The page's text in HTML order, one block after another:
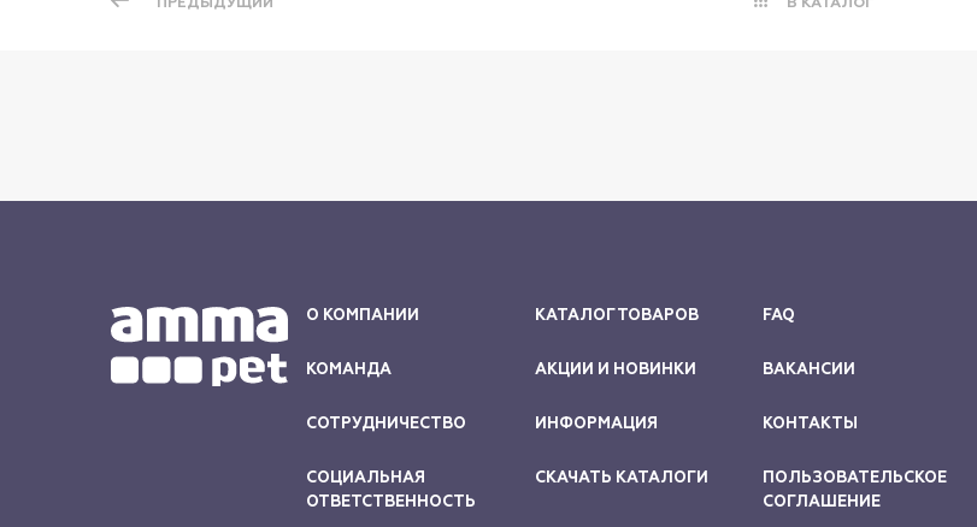
О КОМПАНИИ
КОМАНДА
СОТРУДНИЧЕСТВО
СОЦИАЛЬНАЯ
ОТВЕТСТВЕННОСТЬ
КАТАЛОГ ТОВАРОВ
АКЦИИ И НОВИНКИ
ИНФОРМАЦИЯ
СКАЧАТЬ КАТАЛОГИ
FAQ
ВАКАНСИИ
КОНТАКТЫ
ПОЛЬЗОВАТЕЛЬСКОЕ
СОГЛАШЕНИЕ